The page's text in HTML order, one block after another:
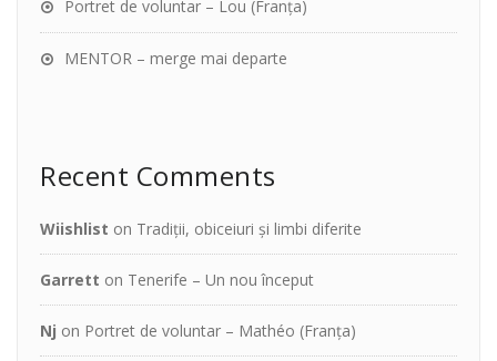
Portret de voluntar – Lou (Franța)
MENTOR – merge mai departe
Recent Comments
Wiishlist on Tradiții, obiceiuri și limbi diferite
Garrett on Tenerife – Un nou început
Nj on Portret de voluntar – Mathéo (Franța)